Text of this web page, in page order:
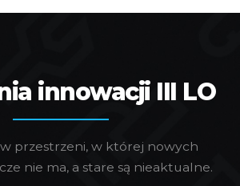
innowacji III LO
przestrzeni, w której nowych
nie ma, a stare są nieaktualne.